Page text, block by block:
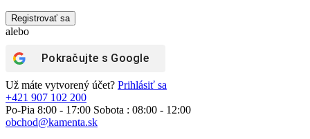
Registrovať sa
alebo
Pokračujte s Google
Už máte vytvorený účet? Prihlásiť sa
+421 907 102 200
Po-Pia 8:00 - 17:00 Sobota : 08:00 - 12:00
obchod@kamenta.sk